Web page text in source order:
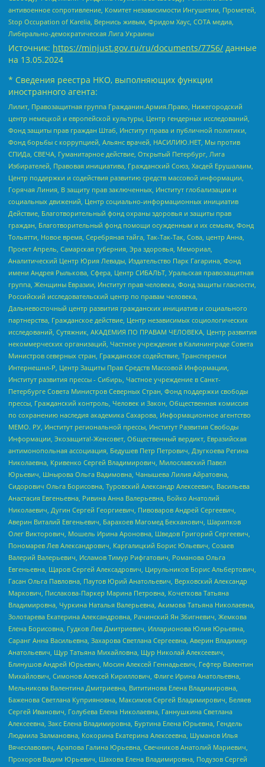
антивоенное сопротивление, Комитет независимости Ингушетии, Прометей,
Stop Occupation of Karelia, Вернись живым, Фридом Хаус, СОТА медиа,
Либерально-демократическая Лига Украины
Источник: https://minjust.gov.ru/ru/documents/7756/ данные
на 13.05.2024
* Сведения реестра НКО, выполняющих функции
иностранного агента:
Лилит, Правозащитная группа Гражданин.Армия.Право, Нижегородский
центр немецкой и европейской культуры, Центр гендерных исследований,
Фонд защиты прав граждан Штаб, Институт права и публичной политики,
Фонд борьбы с коррупцией, Альянс врачей, НАСИЛИЮ.НЕТ, Мы против
СПИДа, СВЕЧА, Гуманитарное действие, Открытый Петербург, Лига
Избирателей, Правовая инициатива, Гражданский Союз, Хасдей Ерушалаим,
Центр поддержки и содействия развитию средств массовой информации,
Горячая Линия, В защиту прав заключенных, Институт глобализации и
социальных движений, Центр социально-информационных инициатив
Действие, Благотворительный фонд охраны здоровья и защиты прав
граждан, Благотворительный фонд помощи осужденным и их семьям, Фонд
Тольятти, Новое время, Серебряная тайга, Так-Так-Так, Сова, центр Анна,
Проект Апрель, Самарская губерния, Эра здоровья, Мемориал,
Аналитический Центр Юрия Левады, Издательство Парк Гагарина, Фонд
имени Андрея Рылькова, Сфера, Центр СИБАЛЬТ, Уральская правозащитная
группа, Женщины Евразии, Институт прав человека, Фонд защиты гласности,
Российский исследовательский центр по правам человека,
Дальневосточный центр развития гражданских инициатив и социального
партнерства, Гражданское действие, Центр независимых социологических
исследований, Сутяжник, АКАДЕМИЯ ПО ПРАВАМ ЧЕЛОВЕКА, Центр развития
некоммерческих организаций, Частное учреждение в Калининграде Совета
Министров северных стран, Гражданское содействие, Трансперенси
Интернешнл-Р, Центр Защиты Прав Средств Массовой Информации,
Институт развития прессы - Сибирь, Частное учреждение в Санкт-
Петербурге Совета Министров Северных Стран, Фонд поддержки свободы
прессы, Гражданский контроль, Человек и Закон, Общественная комиссия
по сохранению наследия академика Сахарова, Информационное агентство
МЕМО. РУ, Институт региональной прессы, Институт Развития Свободы
Информации, Экозащита!-Женсовет, Общественный вердикт, Евразийская
антимонопольная ассоциация, Бедушев Петр Петрович, Дзугкоева Регина
Николаевна, Кривенко Сергей Владимирович, Милославский Павел
Юрьевич, Шнырова Ольга Вадимовна, Чанышева Лилия Айратовна,
Сидорович Ольга Борисовна, Туровский Александр Алексеевич, Васильева
Анастасия Евгеньевна, Ривина Анна Валерьевна, Бойко Анатолий
Николаевич, Дугин Сергей Георгиевич, Пивоваров Андрей Сергеевич,
Аверин Виталий Евгеньевич, Барахоев Магомед Бекханович, Шарипков
Олег Викторович, Мошель Ирина Ароновна, Шведов Григорий Сергеевич,
Пономарев Лев Александрович, Каргалицкий Борис Юльевич, Созаев
Валерий Валерьевич, Исламов Тимур Рифгатович, Романова Ольга
Евгеньевна, Щаров Сергей Алексадрович, Цирульников Борис Альбертович,
Гасан Ольга Павловна, Паутов Юрий Анатольевич, Верховский Александр
Маркович, Пислакова-Паркер Марина Петровна, Кочеткова Татьяна
Владимировна, Чуркина Наталья Валерьевна, Акимова Татьяна Николаевна,
Золотарева Екатерина Александровна, Рачинский Ян Збигневич, Жемкова
Елена Борисовна, Гудков Лев Дмитриевич, Илларионова Юлия Юрьевна,
Саранг Анна Васильевна, Захарова Светлана Сергеевна, Аверин Владимир
Анатольевич, Щур Татьяна Михайловна, Щур Николай Алексеевич,
Блинушов Андрей Юрьевич, Мосин Алексей Геннадьевич, Гефтер Валентин
Михайлович, Симонов Алексей Кириллович, Флиге Ирина Анатольевна,
Мельникова Валентина Дмитриевна, Вититинова Елена Владимировна,
Баженова Светлана Куприяновна, Максимов Сергей Владимирович, Беляев
Сергей Иванович, Голубева Елена Николаевна, Ганнушкина Светлана
Алексеевна, Закс Елена Владимировна, Буртина Елена Юрьевна, Гендель
Людмила Залмановна, Кокорина Екатерина Алексеевна, Шуманов Илья
Вячеславович, Арапова Галина Юрьевна, Свечников Анатолий Мариевич,
Прохоров Вадим Юрьевич, Шахова Елена Владимировна, Подузов Сергей